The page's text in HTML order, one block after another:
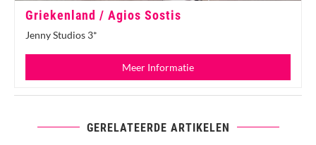
Griekenland / Agios Sostis
Jenny Studios 3*
Meer Informatie
GERELATEERDE ARTIKELEN